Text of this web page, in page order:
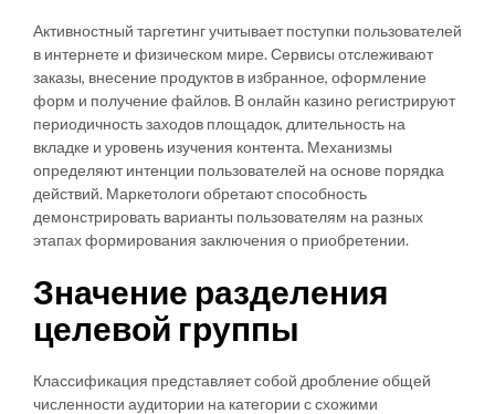
Активностный таргетинг учитывает поступки пользователей
в интернете и физическом мире. Сервисы отслеживают
заказы, внесение продуктов в избранное, оформление
форм и получение файлов. В онлайн казино регистрируют
периодичность заходов площадок, длительность на
вкладке и уровень изучения контента. Механизмы
определяют интенции пользователей на основе порядка
действий. Маркетологи обретают способность
демонстрировать варианты пользователям на разных
этапах формирования заключения о приобретении.
Значение разделения
целевой группы
Классификация представляет собой дробление общей
численности аудитории на категории с схожими